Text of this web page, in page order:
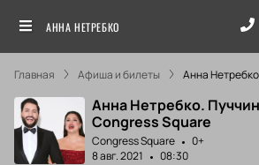
АННА НЕТРЕБКО
Главная Афиша и билеты Анна
Анна Нетребко.
Congress Square
Congress Square
0+
8 авг. 2021
08:30